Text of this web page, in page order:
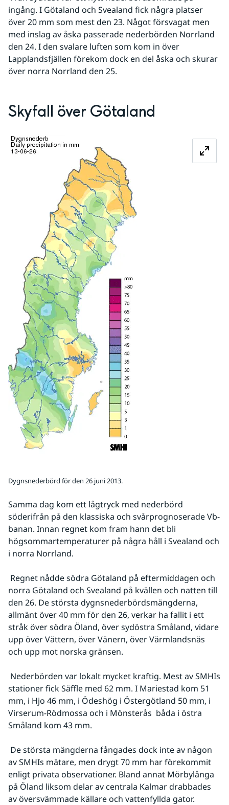
ingång. I Götaland och Svealand fick några platser
över 20 mm som mest den 23. Något försvagat men
med inslag av åska passerade nederbörden Norrland
den 24. I den svalare luften som kom in över
Lapplandsfjällen förekom dock en del åska och skurar
över norra Norrland den 25.
Skyfall över Götaland
Dygnsnederbörd för den 26 juni 2013.
Samma dag kom ett lågtryck med nederbörd
söderifrån på den klassiska och svårprognoserade Vb-
banan. Innan regnet kom fram hann det bli
högsommartemperaturer på några håll i Svealand och
i norra Norrland.
norra Götaland och Svealand på kvällen och natten till
den 26. De största dygnsnederbördsmängderna,
allmänt över 40 mm för den 26, verkar ha fallit i ett
stråk över södra Öland, över sydöstra Småland, vidare
upp över Vättern, över Vänern, över Värmlandsnäs
och upp mot norska gränsen.
stationer fick Säffle med 62 mm. I Mariestad kom 51
mm, i Hjo 46 mm, i Ödeshög i Östergötland 50 mm, i
Virserum-Rödmossa och i Mönsterås  båda i östra
Småland kom 43 mm.
av SMHIs mätare, men drygt 70 mm har förekommit
enligt privata observationer. Bland annat Mörbylånga
på Öland liksom delar av centrala Kalmar drabbades
av översvämmade källare och vattenfyllda gator.